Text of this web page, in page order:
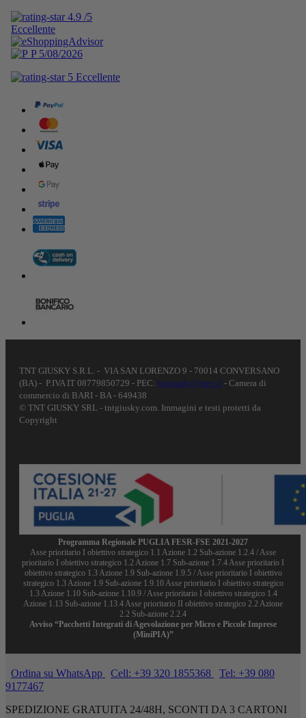
TNT GIUSKY S.R.L. - VIA SAN LORENZO 9 - 70014 CONVERSANO
(BA) - P.IVA IT 08779850729 - PEC: tntgiusky@pec.it - Camera di
commercio di BARI - BA - 649438
© TNT GIUSKY SRL - tntgiusky.com. Immagini e testi protetti da
Copyright
Programma Regionale PUGLIA FESR-FSE 2021-2027
Asse prioritario I obiettivo strategico 1.1 Azione 1.2 Sub-azione 1.2.4 / Asse
prioritario I obiettivo strategico 1.2 Azione 1.7 Sub-azione 1.7.4 Asse prioritario I
obiettivo strategico 1.3 Azione 1.9 Sub-azione 1.9.5 / Asse prioritario I obiettivo
strategico 1.3 Azione 1.9 Sub-azione 1.9.10 Asse prioritario I obiettivo strategico
1.3 Azione 1.10 Sub-azione 1.10.9 / Asse prioritario I obiettivo strategico 1.4
Azione 1.13 Sub-azione 1.13.4 Asse prioritario II obiettivo strategico 2.2 Azione
2.2 Sub-azione 2.2.4
Avviso “Pacchetti Integrati di Agevolazione per Micro e Piccole Imprese
(MiniPIA)”
Ordina su WhatsApp Cell: +39 320 1855368
Tel: +39 080
9177467
SPEDIZIONE GRATUITA 24/48H, SCONTI DA 3 CARTONI